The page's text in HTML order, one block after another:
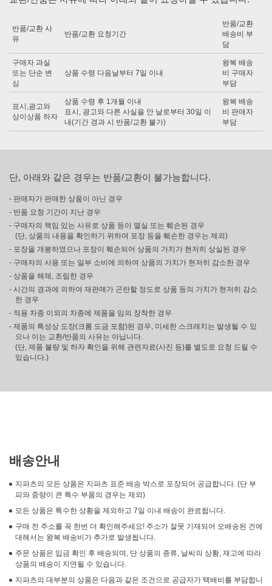
반품/교환 사
유
반품/교환 요청기간
반품/교환
배송비 부
담
구매자 과실
또는 단순 변
심
상품 수령 다음날부터 7일 이내
왕복 배송
비 구매자
부담
표시,광고와
상이상품 하자
상품 수령 후 1개월 이내
표시, 광고와 다른 사실을 안 날로부터 30일 이
내(기간 경과 시 반품/교환 불가)
왕복 배송
비 판매자
부담
단, 아래와 같은 경우는 반품/교환이 불가능합니다.
- 판매자가 판매한 상품이 아닌 경우
- 반품 요청 기간이 지난 경우
- 구매자의 책임 있는 사유로 상품 등이 멸실 또는 훼손된 경우
(단, 상품의 내용을 확인하기 위하여 포장 등을 훼손한 경우는 제외)
- 포장을 개봉하였으나 포장이 훼손되어 상품의 가치가 현저히 상실된 경우
- 구매자의 사용 또는 일부 소비에 의하여 상품의 가치가 현저히 감소한 경우
- 상품을 해체, 조립한 경우
- 시간의 경과에 의하여 재판매가 곤란할 정도로 상품 등의 가치가 현저히 감소
한 경우
- 적용 차종 이외의 차종에 제품을 임의 장착한 경우
- 제품의 특성상 도장(크롬 도금 포함)된 경우, 미세한 스크래치는 발생될 수 있
으나 이는 교환/반품의 사유는 아닙니다.
(단, 제품 불량 및 하자 확인을 위해 관련자료(사진 등)를 별도로 요청 드릴 수
있습니다.)
배송안내
지파츠의 모든 상품은 지파츠 표준 배송 박스로 포장되어 공급합니다. (단 부
피와 중량이 큰 특수 부품의 경우는 제외)
모든 상품은 특수한 상황을 제외하고 7일 이내 배송이 완료됩니다.
구매 전 주소를 꼭 한번 더 확인해주세요! 주소가 잘못 기재되어 오배송된 건에
대해서는 왕복 배송비가 추가로 발생됩니다.
주문 상품은 입금 확인 후 배송되며, 단 상품의 종류, 날씨의 상황, 재고에 따라
상품의 배송이 지연될 수 있습니다.
지파츠의 대부분의 상품은 다음과 같은 조건으로 공급자가 택배비를 부담합니